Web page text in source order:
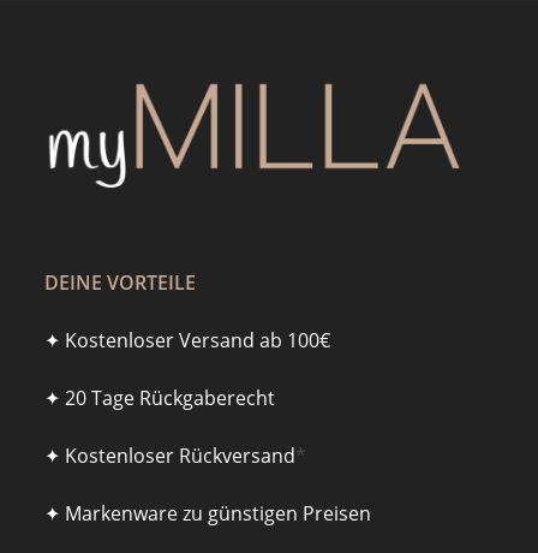
DEINE VORTEILE
✦ Kostenloser Versand ab 100€
✦ 20 Tage Rückgaberecht
✦ Kostenloser Rückversand*
✦ Markenware zu günstigen Preisen